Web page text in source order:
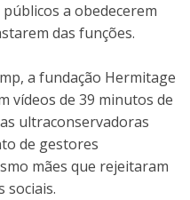
a obedecerem
das funções.
a fundação Hermitage
vídeos de 39 minutos de
ultraconservadoras
de gestores
mães que rejeitaram
sociais.